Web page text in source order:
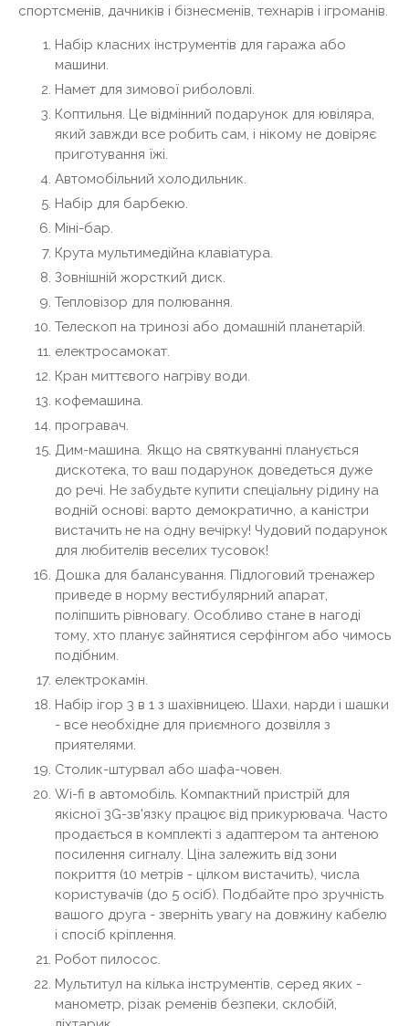
спортсменів, дачників і бізнесменів, технарів і ігроманів.
Набір класних інструментів для гаража або
машини.
Намет для зимової риболовлі.
Коптильня. Це відмінний подарунок для ювіляра,
який завжди все робить сам, і нікому не довіряє
приготування їжі.
Автомобільний холодильник.
Набір для барбекю.
Міні-бар.
Крута мультимедійна клавіатура.
Зовнішній жорсткий диск.
Тепловізор для полювання.
Телескоп на тринозі або домашній планетарій.
електросамокат.
Кран миттєвого нагріву води.
кофемашина.
програвач.
Дим-машина. Якщо на святкуванні планується
дискотека, то ваш подарунок доведеться дуже
до речі. Не забудьте купити спеціальну рідину на
водній основі: варто демократично, а каністри
вистачить не на одну вечірку! Чудовий подарунок
для любителів веселих тусовок!
Дошка для балансування. Підлоговий тренажер
приведе в норму вестибулярний апарат,
поліпшить рівновагу. Особливо стане в нагоді
тому, хто планує зайнятися серфінгом або чимось
подібним.
електрокамін.
Набір ігор 3 в 1 з шахівницею. Шахи, нарди і шашки
- все необхідне для приємного дозвілля з
приятелями.
Столик-штурвал або шафа-човен.
Wi-fi в автомобіль. Компактний пристрій для
якісної 3G-зв'язку працює від прикурювача. Часто
продається в комплекті з адаптером та антеною
посилення сигналу. Ціна залежить від зони
покриття (10 метрів - цілком вистачить), числа
користувачів (до 5 осіб). Подбайте про зручність
вашого друга - зверніть увагу на довжину кабелю
і спосіб кріплення.
Робот пилосос.
Мультитул на кілька інструментів, серед яких -
манометр, різак ременів безпеки, склобій,